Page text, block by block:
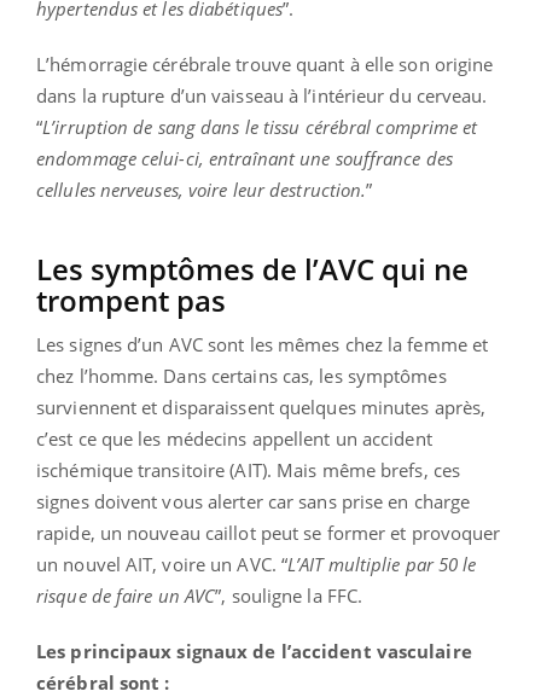
hypertendus et les diabétiques”.
L’hémorragie cérébrale trouve quant à elle son origine
dans la rupture d’un vaisseau à l’intérieur du cerveau.
“L’irruption de sang dans le tissu cérébral comprime et
endommage celui-ci, entraînant une souffrance des
cellules nerveuses, voire leur destruction.”
Les symptômes de l’AVC qui ne
trompent pas
Les signes d’un AVC sont les mêmes chez la femme et
chez l’homme. Dans certains cas, les symptômes
surviennent et disparaissent quelques minutes après,
c’est ce que les médecins appellent un accident
ischémique transitoire (AIT). Mais même brefs, ces
signes doivent vous alerter car sans prise en charge
rapide, un nouveau caillot peut se former et provoquer
un nouvel AIT, voire un AVC. “L’AIT multiplie par 50 le
risque de faire un AVC”, souligne la FFC.
Les principaux signaux de l’accident vasculaire
cérébral sont :